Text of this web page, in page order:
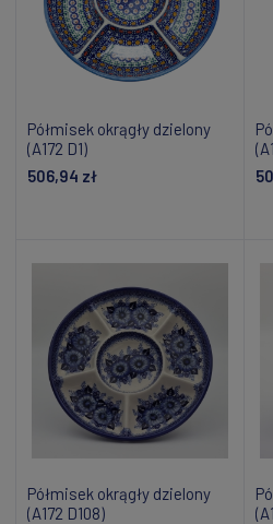
Półmisek okrągły dzielony
(A172 D1)
506,94 zł
Półmisek okrągły dzielony
(A172 D108)